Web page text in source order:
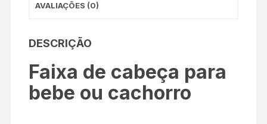
AVALIAÇÕES (0)
DESCRIÇÃO
Faixa de cabeça para
bebe ou cachorro